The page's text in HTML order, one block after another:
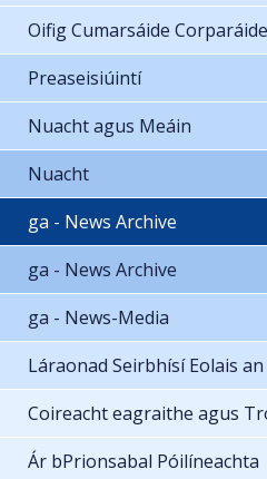
Oifig Cumarsáide
Preaseisiúintí
Nuacht agus Meáin
Nuacht
ga - News Archive
ga - News Archive
ga - News-Media
Láraonad Seirbhísí Eolais
Coireacht eagraithe agus
Ár bPrionsabal Póilíneachta